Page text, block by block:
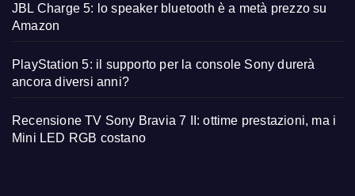
JBL Charge 5: lo speaker bluetooth è a metà prezzo su
Amazon
PlayStation 5: il supporto per la console Sony durerà
ancora diversi anni?
Recensione TV Sony Bravia 7 II: ottime prestazioni, ma i
Mini LED RGB costano